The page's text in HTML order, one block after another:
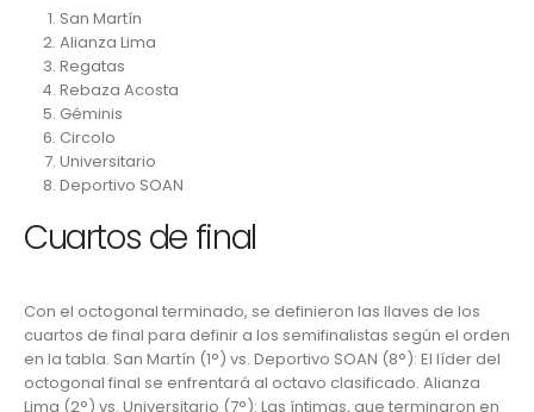
San Martín
Alianza Lima
Regatas
Rebaza Acosta
Géminis
Circolo
Universitario
Deportivo SOAN
Cuartos de final
Con el octogonal terminado, se definieron las llaves de los
cuartos de final para definir a los semifinalistas según el orden
en la tabla. San Martín (1°) vs. Deportivo SOAN (8°): El líder del
octogonal final se enfrentará al octavo clasificado. Alianza
Lima (2°) vs. Universitario (7°): Las íntimas, que terminaron en